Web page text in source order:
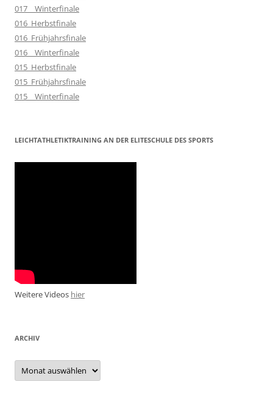
017__Winterfinale
016_Herbstfinale
016_Frühjahrsfinale
016__Winterfinale
015_Herbstfinale
015_Frühjahrsfinale
015__Winterfinale
LEICHTATHLETIKTRAINING AN DER ELITESCHULE DES SPORTS
Weitere Videos hier
ARCHIV
Archiv